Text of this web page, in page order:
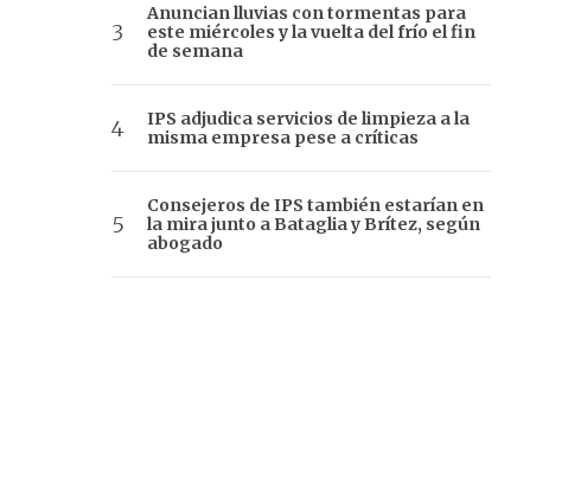
Anuncian lluvias con tormentas para
este miércoles y la vuelta del frío el fin
de semana
IPS adjudica servicios de limpieza a la
misma empresa pese a críticas
Consejeros de IPS también estarían en
la mira junto a Bataglia y Brítez, según
abogado